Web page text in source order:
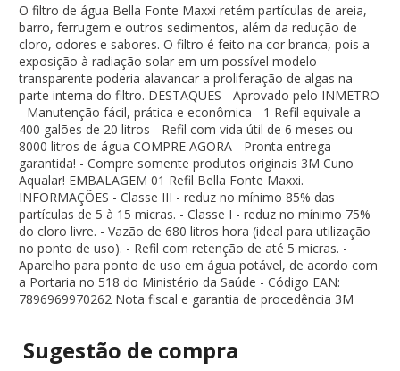
O filtro de água Bella Fonte Maxxi retém partículas de areia,
barro, ferrugem e outros sedimentos, além da redução de
cloro, odores e sabores. O filtro é feito na cor branca, pois a
exposição à radiação solar em um possível modelo
transparente poderia alavancar a proliferação de algas na
parte interna do filtro. DESTAQUES - Aprovado pelo INMETRO
- Manutenção fácil, prática e econômica - 1 Refil equivale a
400 galões de 20 litros - Refil com vida útil de 6 meses ou
8000 litros de água COMPRE AGORA - Pronta entrega
garantida! - Compre somente produtos originais 3M Cuno
Aqualar! EMBALAGEM 01 Refil Bella Fonte Maxxi.
INFORMAÇÕES - Classe III - reduz no mínimo 85% das
partículas de 5 à 15 micras. - Classe I - reduz no mínimo 75%
do cloro livre. - Vazão de 680 litros hora (ideal para utilização
no ponto de uso). - Refil com retenção de até 5 micras. -
Aparelho para ponto de uso em água potável, de acordo com
a Portaria no 518 do Ministério da Saúde - Código EAN:
7896969970262 Nota fiscal e garantia de procedência 3M
Sugestão de compra